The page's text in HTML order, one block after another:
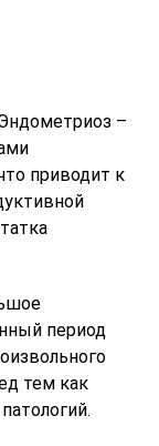
–
приводит к
период
тем как